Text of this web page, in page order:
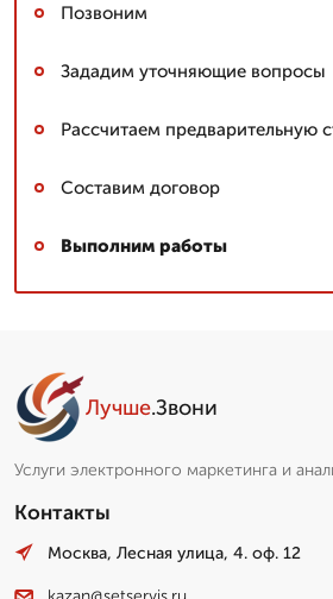
Позвоним
Зададим уточняющие вопросы
Рассчитаем предварительную
Составим договор
Выполним работы
Лучше.Звони
Услуги электронного маркетинга и
Контакты
Москва, Лесная улица, 4. оф. 12